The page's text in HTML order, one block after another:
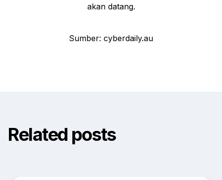
akan datang.
Sumber: cyberdaily.au
Related posts